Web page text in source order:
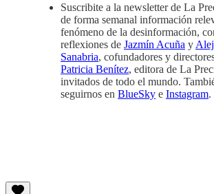
Suscribite a la newsletter de La
de forma semanal información
fenómeno de la desinformación,
reflexiones de Jazmín Acuña y
Sanabria, cofundadores y
Patricia Benítez, editora de La
invitados de todo el mundo.
seguirnos en BlueSky e Instagram.